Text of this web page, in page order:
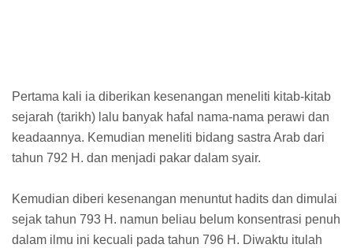
Pertama kali ia diberikan kesenangan meneliti kitab-kitab
sejarah (tarikh) lalu banyak hafal nama-nama perawi dan
keadaannya. Kemudian meneliti bidang sastra Arab dari
tahun 792 H. dan menjadi pakar dalam syair.
Kemudian diberi kesenangan menuntut hadits dan dimulai
sejak tahun 793 H. namun beliau belum konsentrasi penuh
dalam ilmu ini kecuali pada tahun 796 H. Diwaktu itulah